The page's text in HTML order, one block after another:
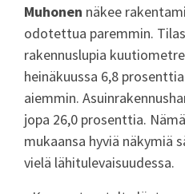
Muhonen näkee
odotettua paremmin.
rakennuslupia
heinäkuussa 6,8
aiemmin.
jopa 26,0 prosenttia.
mukaansa hyviä näkymiä
vielä lähitulevaisuudessa.